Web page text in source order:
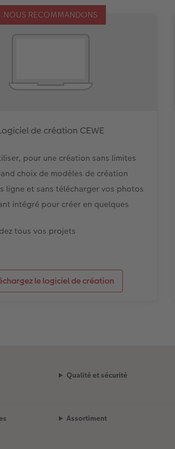
NOUS RECOMMANDONS
de création CEWE
pour une création sans limites
choix de modèles de création
ligne et sans télécharger vos photos
intégré pour créer en quelques
tous vos projets
le logiciel de création
Qualité et sécurité
Assortiment